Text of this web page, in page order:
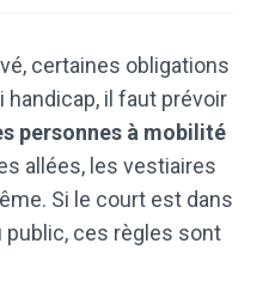
certaines obligations
handicap, il faut prévoir
personnes à mobilité
allées, les vestiaires
Si le court est dans
public, ces règles sont